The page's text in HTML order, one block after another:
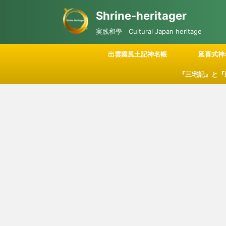
Shrine-heritager
実践和學 Cultural Japan heritage
出雲國風土記神名帳 延喜式神
『三宅記』と